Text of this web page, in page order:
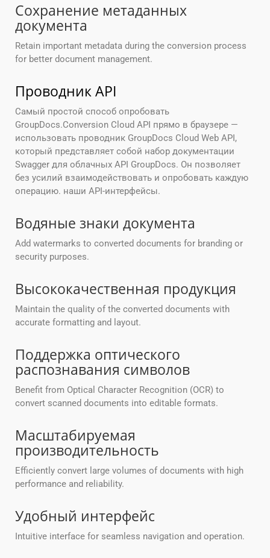
Сохранение метаданных
документа
Retain important metadata during the conversion process
for better document management.
Проводник API
Самый простой способ опробовать
GroupDocs.Conversion Cloud API прямо в браузере —
использовать проводник GroupDocs Cloud Web API,
который представляет собой набор документации
Swagger для облачных API GroupDocs. Он позволяет
без усилий взаимодействовать и опробовать каждую
операцию. наши API-интерфейсы.
Водяные знаки документа
Add watermarks to converted documents for branding or
security purposes.
Высококачественная продукция
Maintain the quality of the converted documents with
accurate formatting and layout.
Поддержка оптического
распознавания символов
Benefit from Optical Character Recognition (OCR) to
convert scanned documents into editable formats.
Масштабируемая
производительность
Efficiently convert large volumes of documents with high
performance and reliability.
Удобный интерфейс
Intuitive interface for seamless navigation and operation.